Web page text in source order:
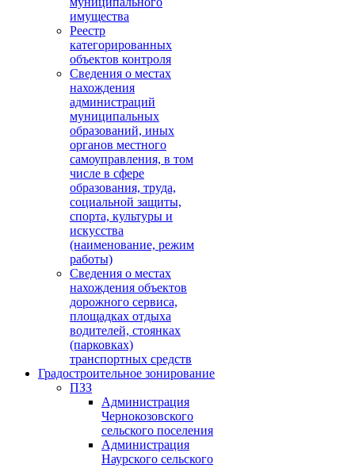
имущества
Реестр
категорированных
объектов контроля
Сведения о местах
нахождения
администраций
муниципальных
образований, иных
органов местного
самоуправления, в том
числе в сфере
образования, труда,
социальной защиты,
спорта, культуры и
искусства
(наименование, режим
работы)
Сведения о местах
нахождения объектов
дорожного сервиса,
площадках отдыха
водителей, стоянках
(парковках)
транспортных средств
Градостроительное зонирование
ПЗЗ
Администрация
Чернокозовского
сельского поселения
Администрация
Наурского сельского